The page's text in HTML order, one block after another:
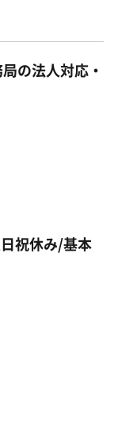
の法人対応・
祝休み/基本